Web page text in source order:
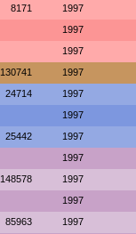
8171 1997
1997
1997
130741 1997
24714 1997
1997
25442 1997
1997
148578 1997
1997
85963 1997